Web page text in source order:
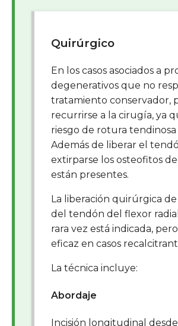
Quirúrgico
En los casos asociados a
degenerativos que no
tratamiento conservador,
recurrirse a la cirugía, ya
riesgo de rotura
Además de liberar el
extirparse los osteofitos
están presentes.
La liberación quirúrgica de
del tendón del flexor
rara vez está indicada,
eficaz en casos
La técnica incluye:
Abordaje
Incisión longitudinal